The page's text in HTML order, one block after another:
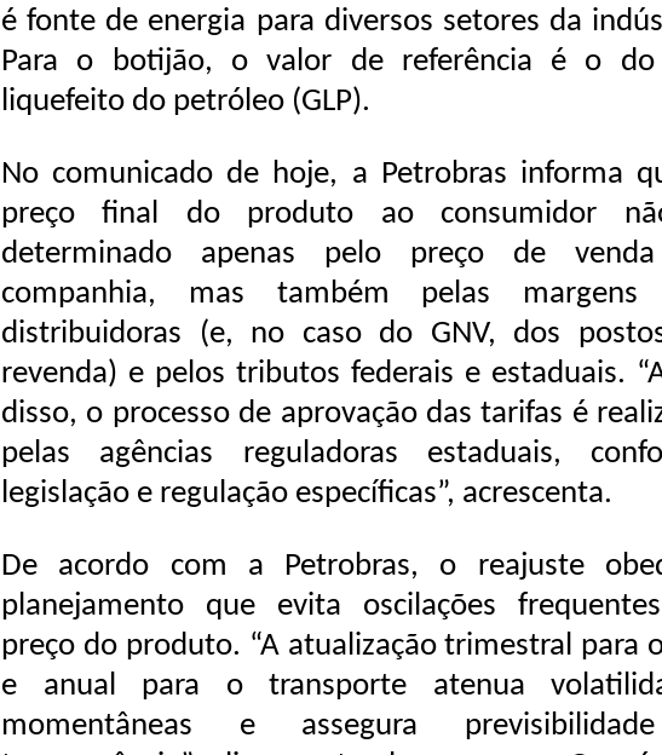
é fonte de energia para diversos setores da
Para o botijão, o valor de referência é o do
liquefeito do petróleo (GLP).
No comunicado de hoje, a Petrobras informa
preço final do produto ao consumidor
determinado apenas pelo preço de
companhia, mas também pelas margens
distribuidoras (e, no caso do GNV, dos
revenda) e pelos tributos federais e estaduais.
disso, o processo de aprovação das tarifas é
pelas agências reguladoras estaduais,
legislação e regulação específicas”, acrescenta.
De acordo com a Petrobras, o reajuste
planejamento que evita oscilações
preço do produto. “A atualização trimestral para
e anual para o transporte atenua
momentâneas e assegura